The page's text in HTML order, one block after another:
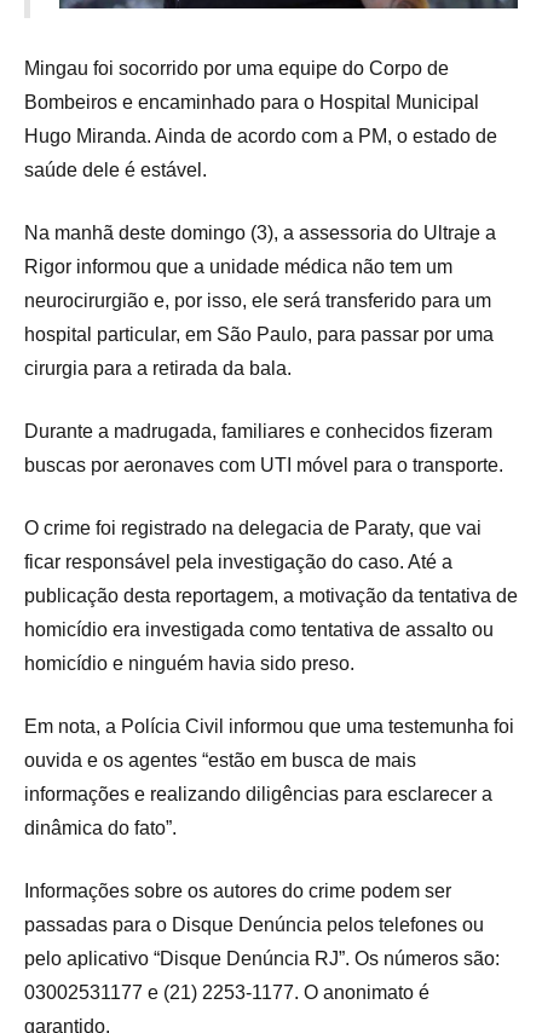
Mingau foi socorrido por uma equipe do Corpo de
Bombeiros e encaminhado para o Hospital Municipal
Hugo Miranda. Ainda de acordo com a PM, o estado de
saúde dele é estável.
Na manhã deste domingo (3), a assessoria do Ultraje a
Rigor informou que a unidade médica não tem um
neurocirurgião e, por isso, ele será transferido para um
hospital particular, em São Paulo, para passar por uma
cirurgia para a retirada da bala.
Durante a madrugada, familiares e conhecidos fizeram
buscas por aeronaves com UTI móvel para o transporte.
O crime foi registrado na delegacia de Paraty, que vai
ficar responsável pela investigação do caso. Até a
publicação desta reportagem, a motivação da tentativa de
homicídio era investigada como tentativa de assalto ou
homicídio e ninguém havia sido preso.
Em nota, a Polícia Civil informou que uma testemunha foi
ouvida e os agentes “estão em busca de mais
informações e realizando diligências para esclarecer a
dinâmica do fato”.
Informações sobre os autores do crime podem ser
passadas para o Disque Denúncia pelos telefones ou
pelo aplicativo “Disque Denúncia RJ”. Os números são:
03002531177 e (21) 2253-1177. O anonimato é
garantido.